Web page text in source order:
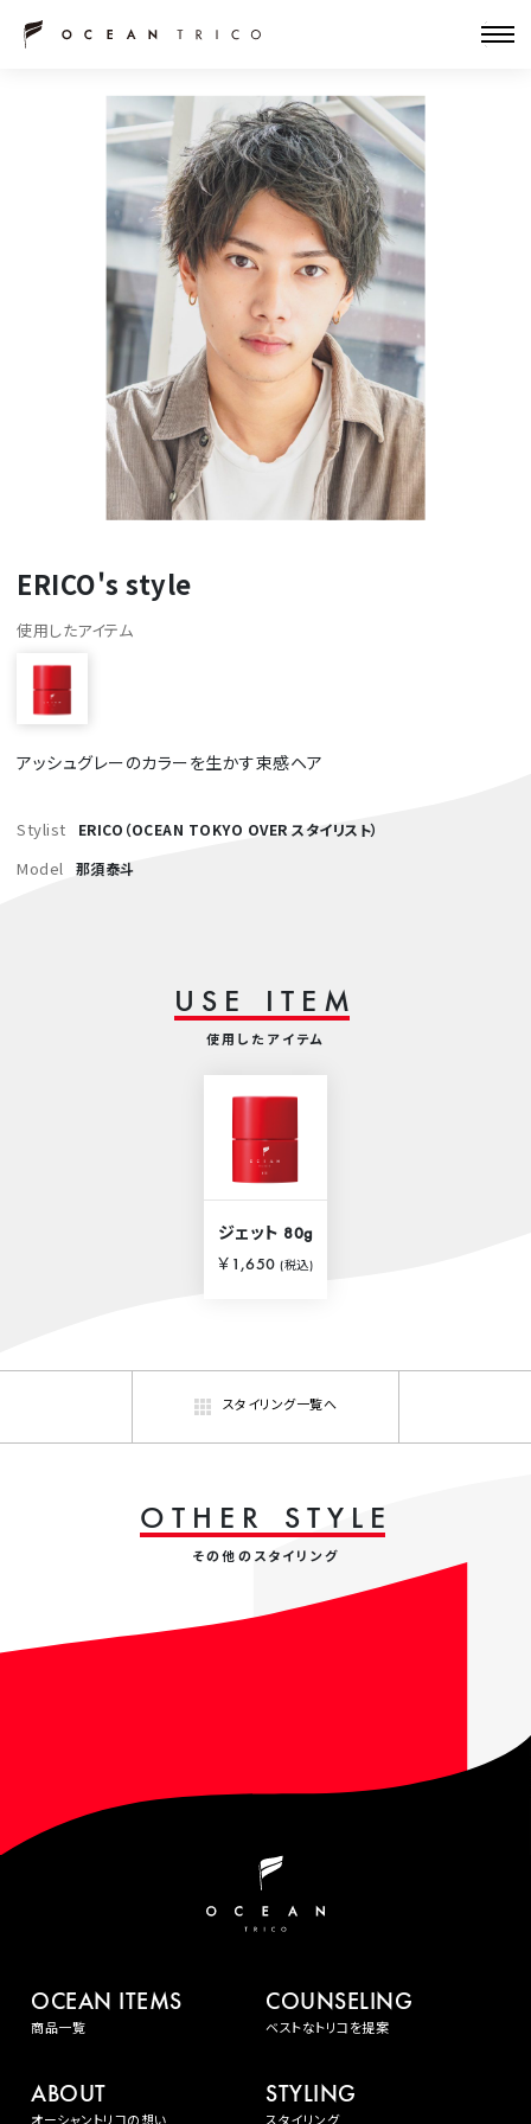
ERICO's style
使用したアイテム
アッシュグレーのカラーを生かす束感ヘア
Stylist ERICO（OCEAN TOKYO OVER スタイリスト）
Model 那須泰斗
U S E T E M
使用したアイテム
ジェット 80g
￥1,650(税込)
スタイリング一覧へ
O T H E R S T Y L E
その他のスタイリング
OCEAN ITEMS
商品一覧
COUNSELING
ベストなトリコを提案
ABOUT STYLING